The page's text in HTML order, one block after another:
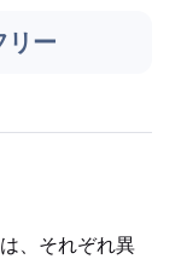
リー
、それぞれ異